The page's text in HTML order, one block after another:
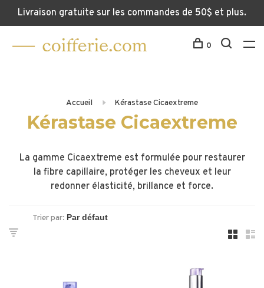
Livraison gratuite sur les commandes de 50$ et plus.
0
Accueil Kérastase Cicaextreme
Kérastase Cicaextreme
La gamme Cicaextreme est formulée pour restaurer
la fibre capillaire, protéger les cheveux et leur
redonner élasticité, brillance et force.
Trier par: